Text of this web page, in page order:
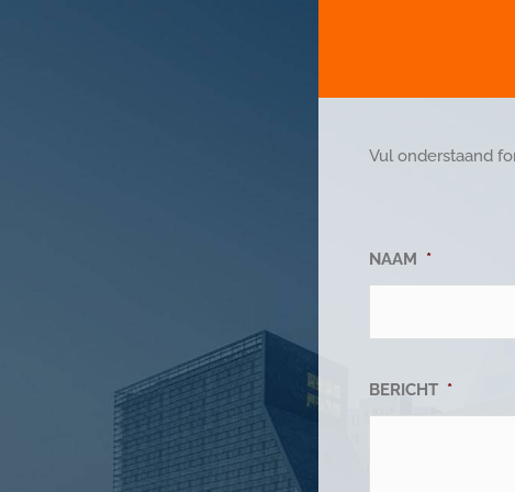
Vul onderstaand
NAAM *
BERICHT *